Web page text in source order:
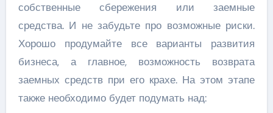
собственные сбережения или заемные
средства. И не забудьте про возможные риски.
Хорошо продумайте все варианты развития
бизнеса, а главное, возможность возврата
заемных средств при его крахе. На этом этапе
также необходимо будет подумать над: